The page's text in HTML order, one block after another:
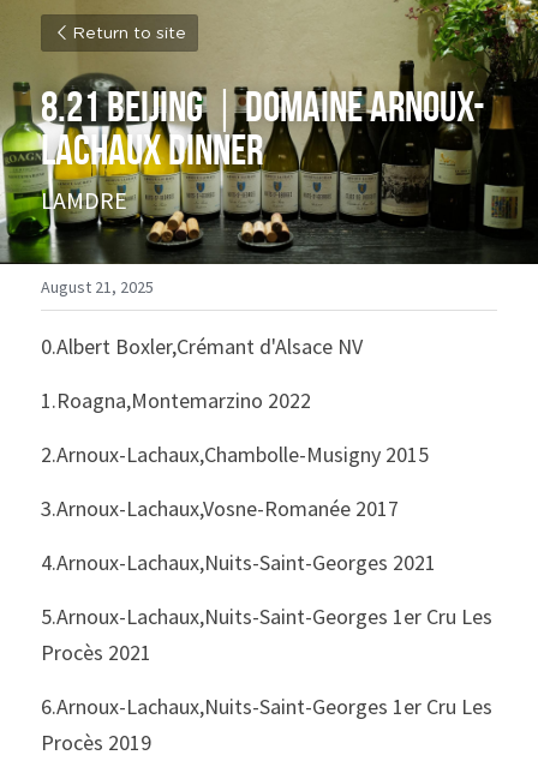
Return to site
8.21 Beijing｜Domaine Arnoux-
Lachaux Dinner
LAMDRE
August 21, 2025
0.Albert Boxler,Crémant d'Alsace NV
1.Roagna,Montemarzino 2022
2.Arnoux-Lachaux,Chambolle-Musigny 2015
3.Arnoux-Lachaux,Vosne-Romanée 2017
4.Arnoux-Lachaux,Nuits-Saint-Georges 2021
5.Arnoux-Lachaux,Nuits-Saint-Georges 1er Cru Les
Procès 2021
6.Arnoux-Lachaux,Nuits-Saint-Georges 1er Cru Les
Procès 2019